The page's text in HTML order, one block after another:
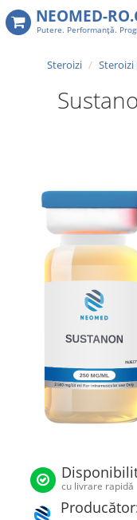
NEOMED-
Putere. Performanţă.
Steroizi
cu livrare rapidă